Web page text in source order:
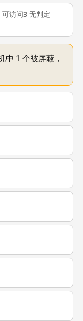
可访问3 无判定
1 个被屏蔽，